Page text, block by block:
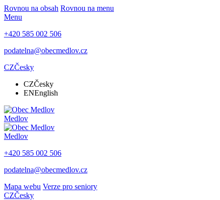
Rovnou na obsah Rovnou na menu
Menu
+420 585 002 506
podatelna@obecmedlov.cz
CZČesky
CZČesky
ENEnglish
Medlov
Medlov
+420 585 002 506
podatelna@obecmedlov.cz
Mapa webu Verze pro seniory
CZČesky